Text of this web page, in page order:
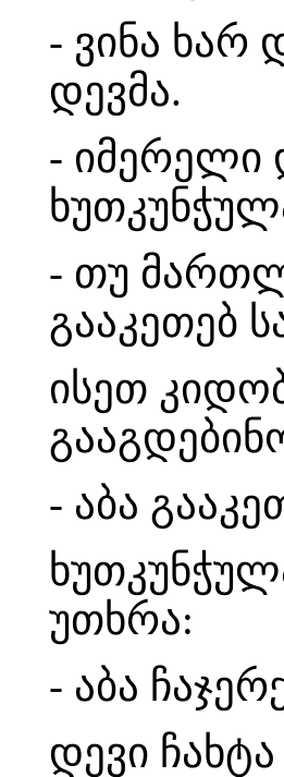
- ვინა ხარ
დევმა.
- იმერელი
- თუ
გააკეთებ
ისეთ
- აბა
უთხრა:
- აბა
დევი